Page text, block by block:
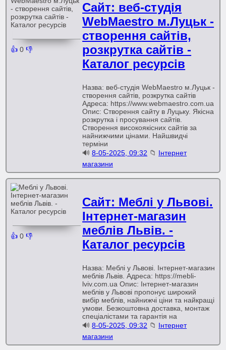
👍 0 👎
Сайт: веб-студія
WebMaestro м.Луцьк -
створення сайтів,
розкрутка сайтів -
Каталог ресурсів
Назва: веб-студія WebMaestro м.Луцьк -
створення сайтів, розкрутка сайтів
Адреса: https://www.webmaestro.com.ua
Опис: Створення сайту в Луцьку. Якісна
розкрутка і просування сайтів.
Створення високоякісних сайтів за
найнижчими цінами. Найшвидчі
терміни
🔊8-05-2025, 09:32 📁 Інтернет
магазини
👍 0 👎
Сайт: Меблі у Львові.
Інтернет-магазин
меблів Львів. -
Каталог ресурсів
Назва: Меблі у Львові. Інтернет-магазин
меблів Львів. Адреса: https://mebli-
lviv.com.ua Опис: Інтернет-магазин
меблів у Львові пропонує широкий
вибір меблів, найнижчі ціни та найкращі
умови. Безкоштовна доставка, монтаж
спеціалістами та гарантія на
🔊8-05-2025, 09:32 📁 Інтернет
магазини